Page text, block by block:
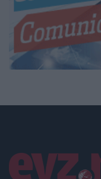
Linkuri utile